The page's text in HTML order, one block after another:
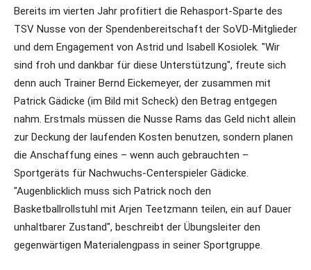
Bereits im vierten Jahr profitiert die Rehasport-Sparte des
TSV Nusse von der Spendenbereitschaft der SoVD-Mitglieder
und dem Engagement von Astrid und Isabell Kosiolek. "Wir
sind froh und dankbar für diese Unterstützung", freute sich
denn auch Trainer Bernd Eickemeyer, der zusammen mit
Patrick Gädicke (im Bild mit Scheck) den Betrag entgegen
nahm. Erstmals müssen die Nusse Rams das Geld nicht allein
zur Deckung der laufenden Kosten benutzen, sondern planen
die Anschaffung eines – wenn auch gebrauchten –
Sportgeräts für Nachwuchs-Centerspieler Gädicke.
"Augenblicklich muss sich Patrick noch den
Basketballrollstuhl mit Arjen Teetzmann teilen, ein auf Dauer
unhaltbarer Zustand", beschreibt der Übungsleiter den
gegenwärtigen Materialengpass in seiner Sportgruppe.